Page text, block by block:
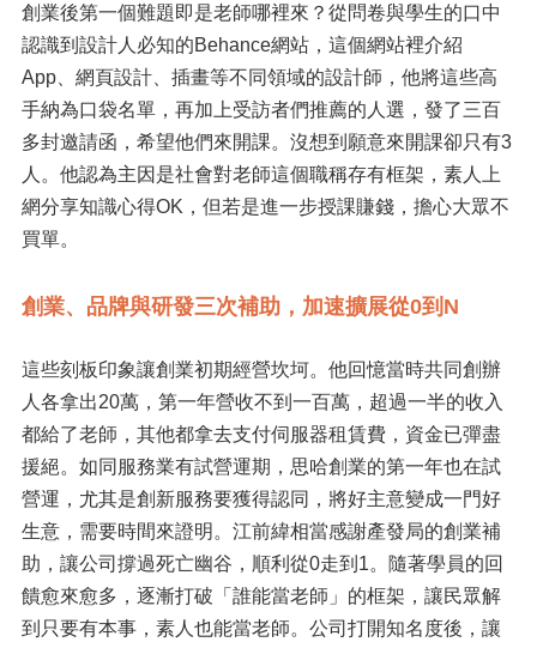
創業後第一個難題即是老師哪裡來？從問卷與學生的口中
認識到設計人必知的Behance網站，這個網站裡介紹
App、網頁設計、插畫等不同領域的設計師，他將這些高
手納為口袋名單，再加上受訪者們推薦的人選，發了三百
多封邀請函，希望他們來開課。沒想到願意來開課卻只有3
人。他認為主因是社會對老師這個職稱存有框架，素人上
網分享知識心得OK，但若是進一步授課賺錢，擔心大眾不
買單。
創業、品牌與研發三次補助，加速擴展從0到N
這些刻板印象讓創業初期經營坎坷。他回憶當時共同創辦
人各拿出20萬，第一年營收不到一百萬，超過一半的收入
都給了老師，其他都拿去支付伺服器租賃費，資金已彈盡
援絕。如同服務業有試營運期，思哈創業的第一年也在試
營運，尤其是創新服務要獲得認同，將好主意變成一門好
生意，需要時間來證明。江前緯相當感謝產發局的創業補
助，讓公司撐過死亡幽谷，順利從0走到1。隨著學員的回
饋愈來愈多，逐漸打破「誰能當老師」的框架，讓民眾解
到只要有本事，素人也能當老師。公司打開知名度後，讓